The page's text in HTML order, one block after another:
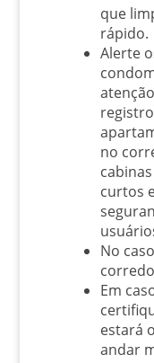
que
rápido.
Alerte
no
curtos
No
Em
estará
andar